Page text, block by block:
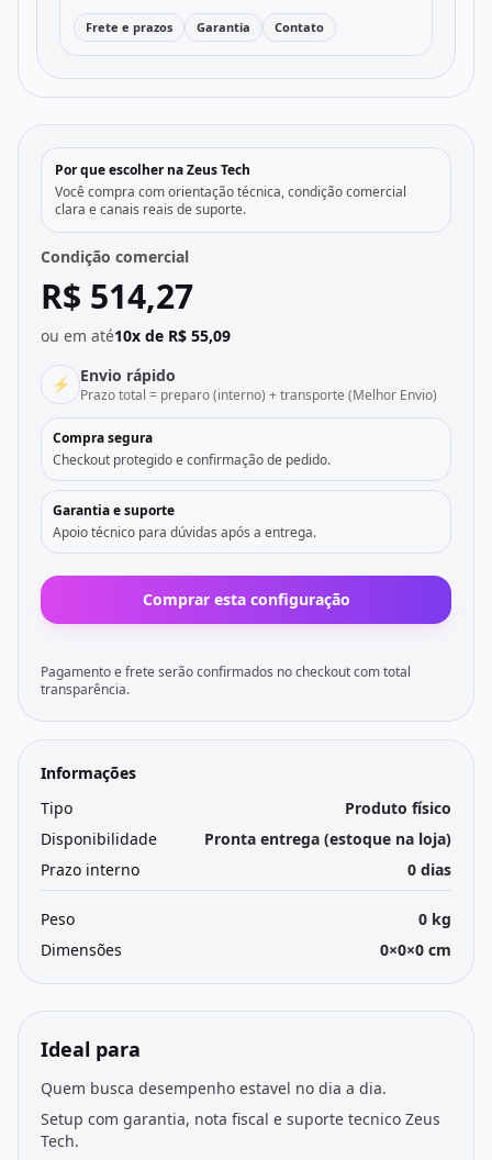
Frete e prazos Garantia Contato
Por que escolher na Zeus Tech
Você compra com orientação técnica, condição comercial
clara e canais reais de suporte.
Condição comercial
R$ 514,27
ou em até10x de R$ 55,09
⚡ Envio rápido
Prazo total = preparo (interno) + transporte (Melhor Envio)
Compra segura
Checkout protegido e confirmação de pedido.
Garantia e suporte
Apoio técnico para dúvidas após a entrega.
Comprar esta configuração
Pagamento e frete serão confirmados no checkout com total
transparência.
Informações
Tipo
Produto físico
Disponibilidade
Pronta entrega (estoque na loja)
Prazo interno
0 dias
Peso
0 kg
Dimensões
0×0×0 cm
Ideal para
Quem busca desempenho estavel no dia a dia.
Setup com garantia, nota fiscal e suporte tecnico Zeus
Tech.